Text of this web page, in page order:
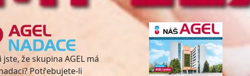
jste, že skupina AGEL má
Potřebujete-li